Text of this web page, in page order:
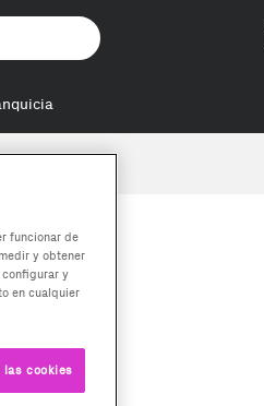
funcionar de
y obtener
y
en cualquier
cookies